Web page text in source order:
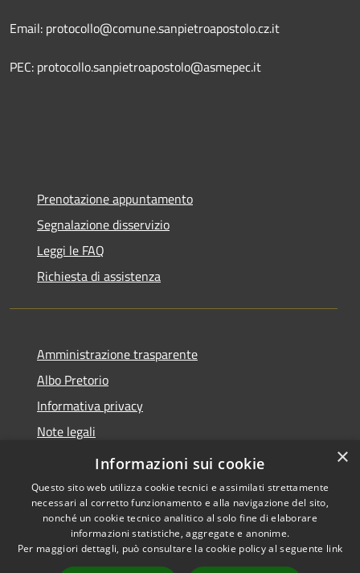
Email: protocollo@comune.sanpietroapostolo.cz.it
PEC: protocollo.sanpietroapostolo@asmepec.it
Prenotazione appuntamento
Segnalazione disservizio
Leggi le FAQ
Richiesta di assistenza
Amministrazione trasparente
Albo Pretorio
Informativa privacy
Note legali
Dichiarazione di accessibilità
Accessibilità
Copyright © 2026 • Comune di
San Pietro Apostolo • Powered
×
Informazioni sui cookie
Questo sito web utilizza cookie tecnici e assimilati strettamente
necessari al corretto funzionamento e alla navigazione del sito,
nonché un cookie tecnico analitico al solo fine di elaborare
informazioni statistiche, aggregate e anonime.
Per maggiori dettagli, può consultare la cookie policy al seguente link